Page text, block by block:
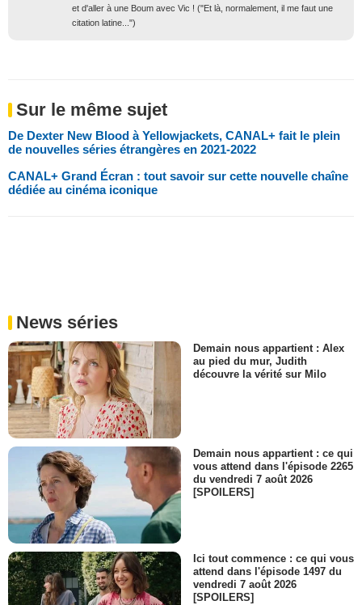
et d'aller à une Boum avec Vic ! ("Et là, normalement, il me faut une
citation latine...")
Sur le même sujet
De Dexter New Blood à Yellowjackets, CANAL+ fait le plein
de nouvelles séries étrangères en 2021-2022
CANAL+ Grand Écran : tout savoir sur cette nouvelle chaîne
dédiée au cinéma iconique
News séries
Demain nous appartient : Alex
au pied du mur, Judith
découvre la vérité sur Milo
Demain nous appartient : ce qui
vous attend dans l'épisode 2265
du vendredi 7 août 2026
[SPOILERS]
Ici tout commence : ce qui vous
attend dans l'épisode 1497 du
vendredi 7 août 2026
[SPOILERS]